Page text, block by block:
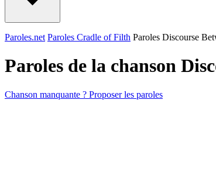
Paroles.net Paroles Cradle of Filth Paroles Discourse
Paroles de la chanson
Chanson manquante ? Proposer les paroles